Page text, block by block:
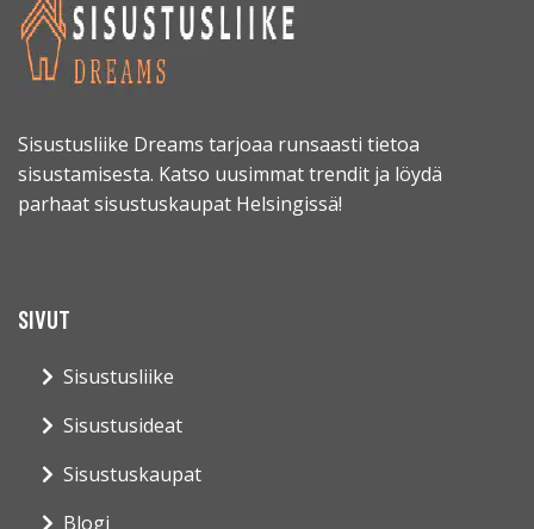
Sisustusliike Dreams tarjoaa runsaasti tietoa
sisustamisesta. Katso uusimmat trendit ja löydä
parhaat sisustuskaupat Helsingissä!
SIVUT
Sisustusliike
Sisustusideat
Sisustuskaupat
Blogi